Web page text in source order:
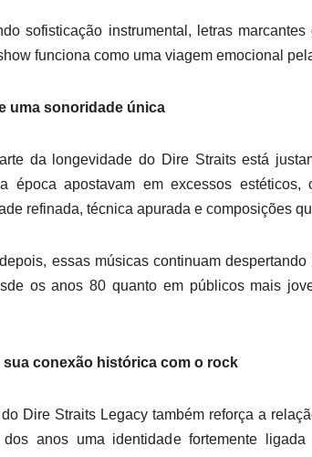
sofisticação instrumental, letras
funciona como uma viagem emocional
uma sonoridade única
da longevidade do Dire Straits está
época apostavam em excessos
refinada, técnica apurada e composições
essas músicas continuam
os anos 80 quanto em públicos mais
sua conexão histórica com o rock
Dire Straits Legacy também reforça a
anos uma identidade fortemente